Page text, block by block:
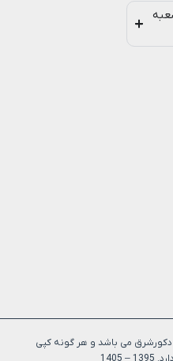
می باشد و هر گونه کپی